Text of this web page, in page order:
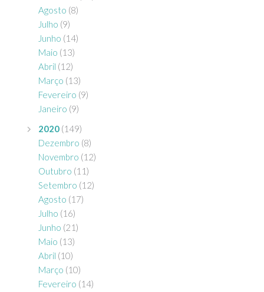
Agosto (8)
Julho (9)
Junho (14)
Maio (13)
Abril (12)
Março (13)
Fevereiro (9)
Janeiro (9)
2020 (149)
Dezembro (8)
Novembro (12)
Outubro (11)
Setembro (12)
Agosto (17)
Julho (16)
Junho (21)
Maio (13)
Abril (10)
Março (10)
Fevereiro (14)